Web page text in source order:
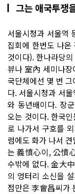
그는 애국투쟁
서울시청과 서울역
집회에 한번도 나온
것이다). 한나라당
뷰나 室內 세미나
국단체에선 몇 번
다. 서울시청과 서
와 동년배이다. 장
오는 것이다. 한국
로 나가서 구호를
럼에도 화가 나서
는 義憤心이, 公憤
수밖에 없다. 金大
의 엉터리 소신을
점만은 李會昌씨가